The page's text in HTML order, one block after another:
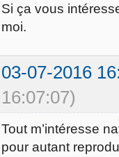
Si ça vous
moi.
03-07-2016
16:07:07)
Tout m’intéresse
pour autant